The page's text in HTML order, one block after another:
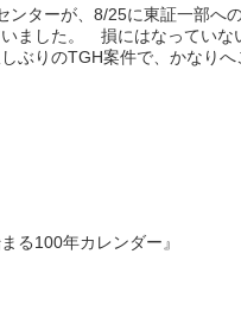
ンターが、8/25に東証一部へ
ました。 損にはなっていな
ぶりのTGH案件で、かなり
る100年カレンダー』